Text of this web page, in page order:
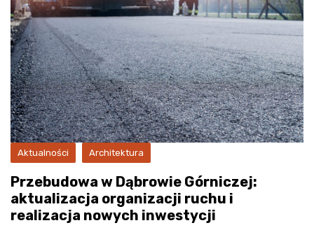
Aktualności Architektura
Przebudowa w Dąbrowie Górniczej:
aktualizacja organizacji ruchu i
realizacja nowych inwestycji